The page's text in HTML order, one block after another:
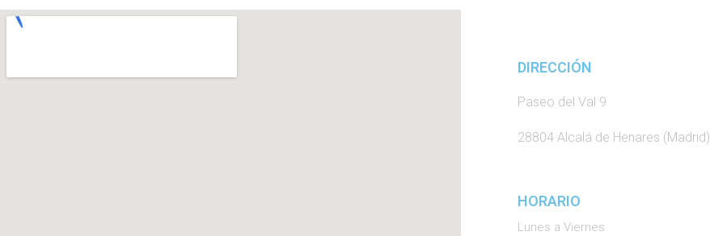
DIRECCIÓN
Paseo del Val 9
28804 Alcalá de Henares (Madrid)
HORARIO
Lunes a Viernes